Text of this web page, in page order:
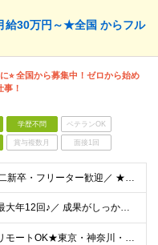
給30万円～★全国 からフル
に⭐︎ 全国から募集中！ゼロから始め
事！
学歴不問 ベテランOK
賞与複数月 面接1回
＼20代活躍中！第二新卒・フリーター歓迎／ ★未経験歓迎！学歴・転職回数不問★ ◎Instagram／TikTok／X／YouTubeなど、 SNSを見るのが好きな方大歓迎です♪ ＼100％ポテン
＼インセンティブ最大年12回♪／ 成果がしっかり収入に反映される給与制度です！ 月給30万円＋インセンティブ（最大年12回） ★スキル、適性に応じて優遇 【試用期間について】 ・期間：1年 ・給与
【全国募集／フルリモートOK★東京・神奈川・埼玉・大阪・福岡で積極採用中】 在宅勤務、または関東（東京・神奈川・埼玉など）または関西（大阪府など）、九州（福岡）のプロジェクト先 ★フルリモート可（通